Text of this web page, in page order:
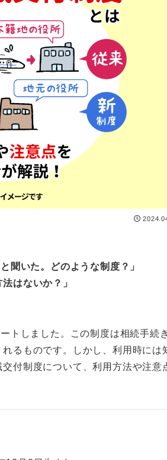
聞いた。どのような制度？」
はないか？」
トしました。この制度は相続手続
るものです。しかし、利用時には
付制度について、利用方法や注意